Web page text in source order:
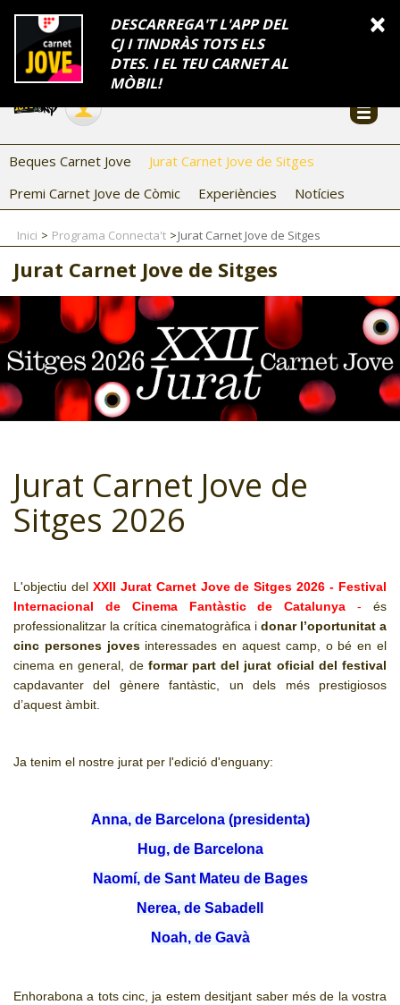
×
DESCARREGA'T L'APP DEL
CJ I TINDRÀS TOTS ELS
DTES. I EL TEU CARNET AL
MÒBIL!
Català
Temes
Serveis Generalitat Catalunya Seu electrònica
FES-TE EL CJ
COL·LABORADORS
CONTACTE
CJ ADOLESCENTS
CJ EMANCIPACIÓ
CJ SALUT
CJ INTERNACIONAL
CJ LOCAL
Beques Carnet Jove
Jurat Carnet Jove de Sitges
Premi Carnet Jove de Còmic
Experiències Notícies
Inici Programa Connecta't Jurat Carnet Jove de Sitges
Jurat Carnet Jove de Sitges
Jurat Carnet Jove de
Sitges 2026
L'objectiu del XXII Jurat Carnet Jove de Sitges 2026 - Festival
Internacional de Cinema Fantàstic de Catalunya- és
professionalitzar la crítica cinematogràfica i donar l’oportunitat a
cinc persones jovesinteressades en aquest camp, o bé en el
cinema en general, de formar part del jurat oficial del festival
capdavanter del gènere fantàstic, un dels més prestigiosos
d’aquest àmbit.
Ja tenim el nostre jurat per l'edició d'enguany:
Anna, de Barcelona (presidenta)
Hug, de Barcelona
Naomí, de Sant Mateu de Bages
Nerea, de Sabadell
Noah, de Gavà
Enhorabona a tots cinc, ja estem desitjant saber més de la vostra